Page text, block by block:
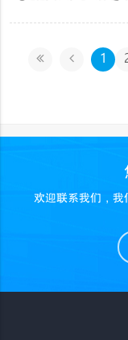
1
欢迎联系我们，我